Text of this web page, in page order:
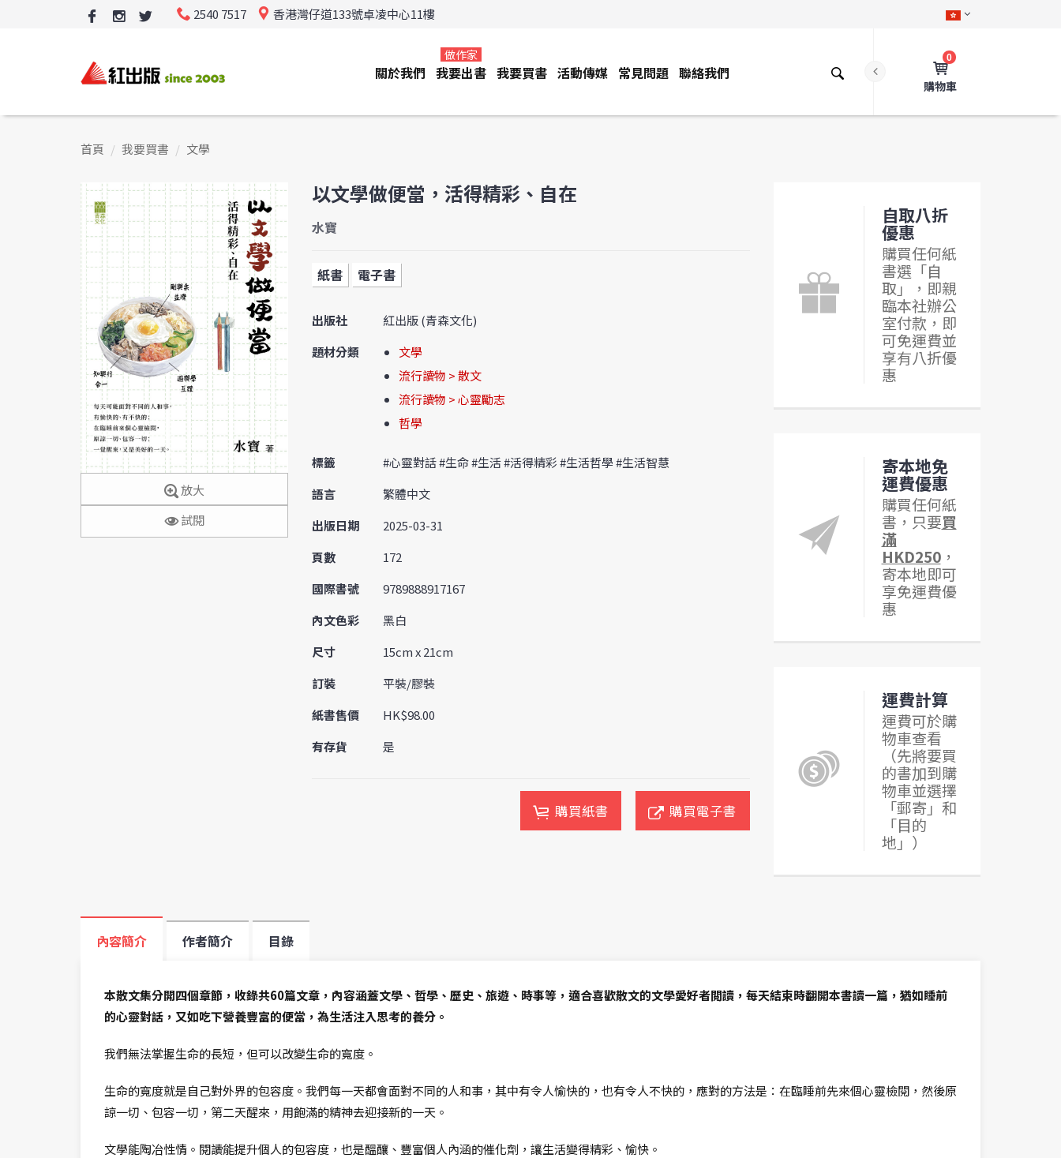
2540 7517 香港灣仔道133號卓凌中心11樓
0
購物車
關於我們 我要出書
做作家
我要買書 活動傳媒 常見問題 聯絡我們
首頁 我要買書 文學
放大
試閱
以文學做便當，活得精彩、自在
水寶
紙書 電子書
出版社
紅出版 (青森文化)
題材分類
文學
流行讀物 > 散文
流行讀物 > 心靈勵志
哲學
標籤
#心靈對話 #生命 #生活 #活得精彩 #生活哲學 #生活智慧
語言
繁體中文
出版日期
2025-03-31
頁數
172
國際書號
9789888917167
內文色彩
黑白
尺寸
15cm x 21cm
訂裝
平裝/膠裝
紙書售價
HK$98.00
有存貨
是
購買紙書 購買電子書
自取八折
優惠
購買任何紙
書選「自
取」，即親
臨本社辦公
室付款，即
可免運費並
享有八折優
惠
寄本地免
運費優惠
購買任何紙
書，只要買
滿
HKD250，
寄本地即可
享免運費優
惠
運費計算
運費可於購
物車查看
（先將要買
的書加到購
物車並選擇
「郵寄」和
「目的
地」）
內容簡介 作者簡介 目錄
本散文集分開四個章節，收錄共60篇文章，內容涵蓋文學、哲學、歷史、旅遊、時事等，適合喜歡散文的文學愛好者閲讀，每天結束時翻開本書讀一篇，猶如睡前
的心靈對話，又如吃下營養豐富的便當，為生活注入思考的養分。
我們無法掌握生命的長短，但可以改變生命的寬度。
生命的寬度就是自己對外界的包容度。我們每一天都會面對不同的人和事，其中有令人愉快的，也有令人不快的，應對的方法是：在臨睡前先來個心靈檢閱，然後原
諒一切、包容一切，第二天醒來，用飽滿的精神去迎接新的一天。
文學能陶冶性情。閱讀能提升個人的包容度，也是醞釀、豐富個人內涵的催化劑，讓生活變得精彩、愉快。